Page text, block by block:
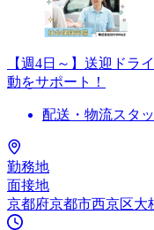
【週4日～】送迎ドラ
動をサポート！
配送・物流スタ
勤務地
面接地
京都府京都市西京区大